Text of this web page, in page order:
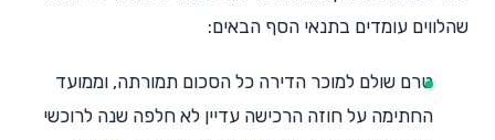
שהלווים עומדים בתנאי הסף הבאים:
טרם שולם למוכר הדירה כל הסכום תמורתה, וממועד
החתימה על חוזה הרכישה עדיין לא חלפה שנה לרוכשי